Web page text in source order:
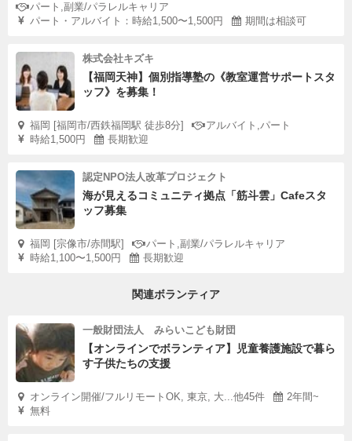
パート,副業/パラレルキャリア
パート・アルバイト：時給1,500〜1,500円
期間は相談可
株式会社キズキ
【福岡天神】個別指導塾の《教室運営サポートスタ
ッフ》を募集！
福岡 [福岡市/西鉄福岡駅 徒歩8分]
アルバイト,パート
時給1,500円
長期歓迎
認定NPO法人改革プロジェクト
海が見えるコミュニティ拠点「筋斗雲」Cafeスタ
ッフ募集
福岡 [宗像市/赤間駅]
パート,副業/パラレルキャリア
時給1,100〜1,500円
長期歓迎
関連ボランティア
一般財団法人 みらいこども財団
【オンラインでボランティア】児童養護施設で暮ら
す子供たちの支援
オンライン開催/フルリモートOK, 東京, 大...他45件
2年間~
無料